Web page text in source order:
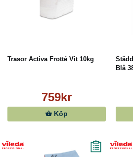
Trasor Activa Frotté Vit 10kg
759kr
Köp
Blå